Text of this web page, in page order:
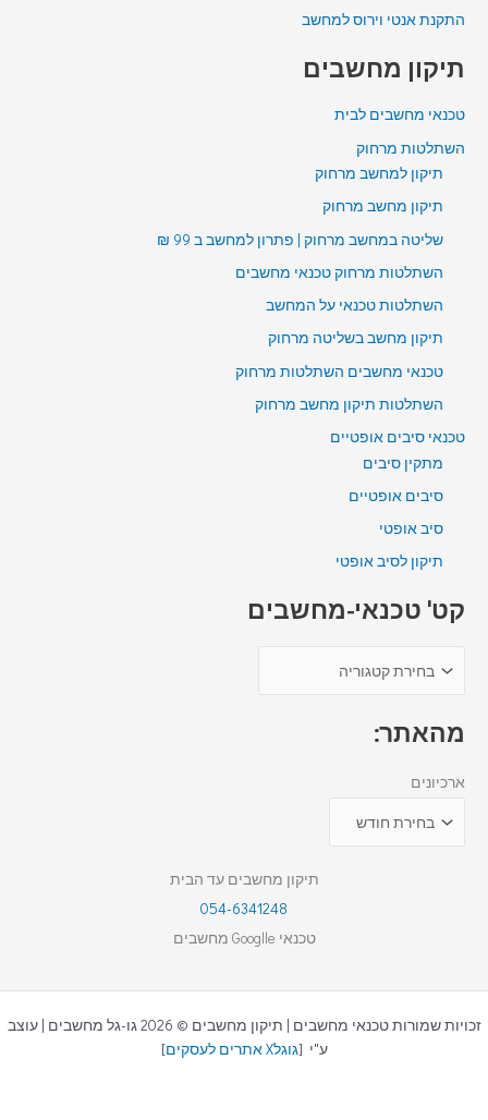
התקנת אנטי וירוס למחשב
תיקון מחשבים
טכנאי מחשבים לבית
השתלטות מרחוק
תיקון למחשב מרחוק
תיקון מחשב מרחוק
שליטה במחשב מרחוק | פתרון למחשב ב 99 ₪
השתלטות מרחוק טכנאי מחשבים
השתלטות טכנאי על המחשב
תיקון מחשב בשליטה מרחוק
טכנאי מחשבים השתלטות מרחוק
השתלטות תיקון מחשב מרחוק
טכנאי סיבים אופטיים
מתקין סיבים
סיבים אופטיים
סיב אופטי
תיקון לסיב אופטי
קט' טכנאי-מחשבים
מהאתר:
ארכיונים
תיקון מחשבים עד הבית
054-6341248
טכנאי Googlle מחשבים
זכויות שמורות טכנאי מחשבים | תיקון מחשבים © 2026 גו-גל מחשבים | עוצב
ע"י [גוגלX אתרים לעסקים ]